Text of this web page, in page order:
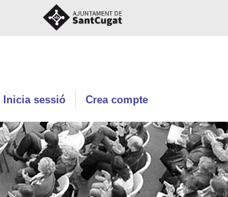
Inicia sessió Crea compte